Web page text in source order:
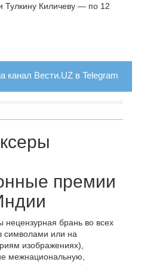
Тулкину Киличеву — по 12
канал Вести.UZ в Telegram
премии
брань во всех
символами или на
изображениях),
межнациональную,